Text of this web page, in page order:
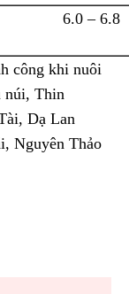
6.0 – 6.8
công khi nuôi
núi, Thin
Dạ Lan
Nguyên Thảo